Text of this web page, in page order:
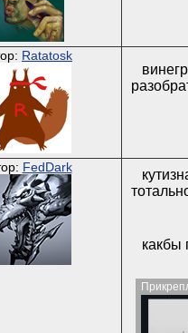
Ratatosk
FedDark
какбы